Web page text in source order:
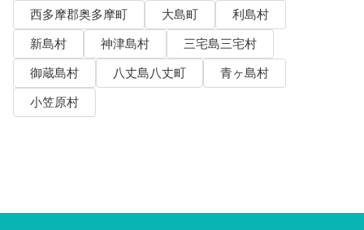
西多摩郡奥多摩町
大島町
利島村
新島村
神津島村
三宅島三宅村
御蔵島村
八丈島八丈町
青ヶ島村
小笠原村